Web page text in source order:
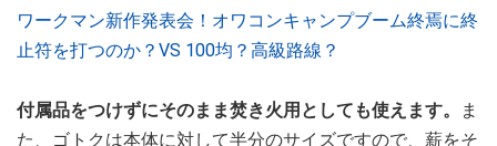
ワークマン新作発表会！オワコンキャンプブーム終焉に終
止符を打つのか？VS 100均？高級路線？
付属品をつけずにそのまま焚き火用としても使えます。
ま
た、ゴトクは本体に対して半分のサイズですので、薪をそ